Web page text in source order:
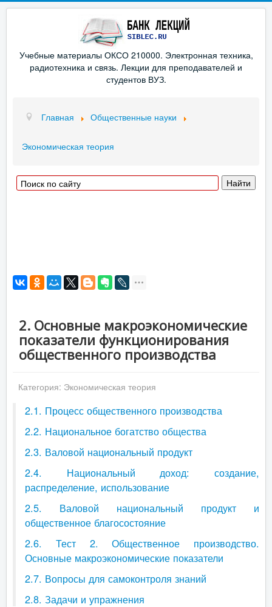
Учебные материалы ОКСО 210000. Электронная техника,
радиотехника и связь. Лекции для преподавателей и
студентов ВУЗ.
Главная Общественные науки
Экономическая теория
2. Основные макроэкономические
показатели функционирования
общественного производства
Категория: Экономическая теория
2.1. Процесс общественного производства
2.2. Национальное богатство общества
2.3. Валовой национальный продукт
2.4. Национальный доход: создание,
распределение, использование
2.5. Валовой национальный продукт и
общественное благосостояние
2.6. Тест 2. Общественное производство.
Основные макроэкономические показатели
2.7. Вопросы для самоконтроля знаний
2.8. Задачи и упражнения